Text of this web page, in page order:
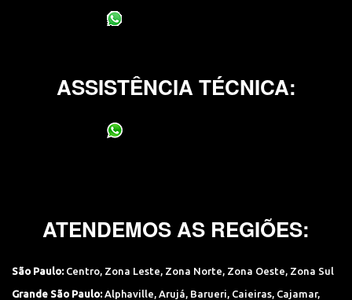
ASSISTÊNCIA TÉCNICA:
ATENDEMOS AS REGIÕES:
São Paulo: Centro, Zona Leste, Zona Norte, Zona Oeste, Zona Sul
Grande São Paulo: Alphaville Arujá Barueri Caieiras Cajamar,